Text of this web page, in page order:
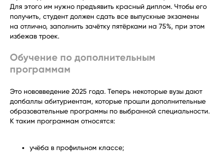
Для этого им нужно предъявить красный диплом. Чтобы его
получить, студент должен сдать все выпускные экзамены
на отлично, заполнить зачётку пятёрками на 75%, при этом
избежав троек.
Обучение по дополнительным
программам
Это нововведение 2025 года. Теперь некоторые вузы дают
допбаллы абитуриентам, которые прошли дополнительные
образовательные программы по выбранной специальности.
К таким программам относятся:
учёба в профильном классе;